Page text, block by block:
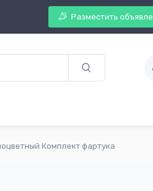
Разместить
Комплект фартука